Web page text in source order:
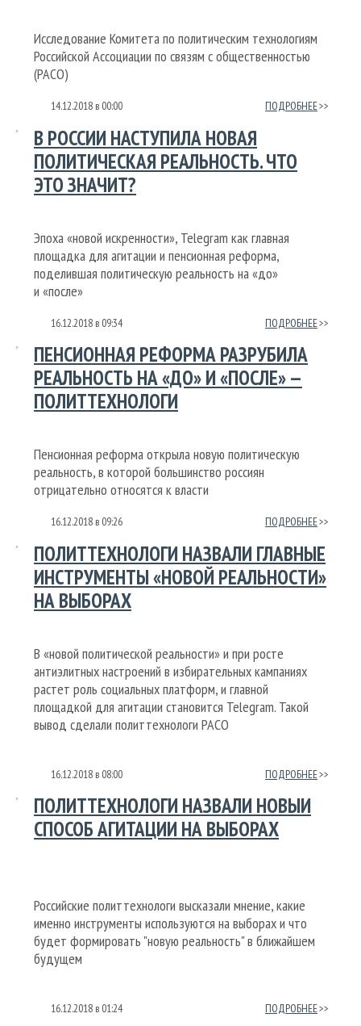
Исследование Комитета по политическим технологиям
Российской Ассоциации по связям с общественностью
(РАСО)
14.12.2018 в 00:00 ПОДРОБНЕЕ
В РОССИИ НАСТУПИЛА НОВАЯ
ПОЛИТИЧЕСКАЯ РЕАЛЬНОСТЬ. ЧТО
ЭТО ЗНАЧИТ?
Эпоха «новой искренности», Telegram как главная
площадка для агитации и пенсионная реформа,
поделившая политическую реальность на «до»
и «после»
16.12.2018 в 09:34 ПОДРОБНЕЕ
ПЕНСИОННАЯ РЕФОРМА РАЗРУБИЛА
РЕАЛЬНОСТЬ НА «ДО» И «ПОСЛЕ» —
ПОЛИТТЕХНОЛОГИ
Пенсионная реформа открыла новую политическую
реальность, в которой большинство россиян
отрицательно относятся к власти
16.12.2018 в 09:26 ПОДРОБНЕЕ
ПОЛИТТЕХНОЛОГИ НАЗВАЛИ ГЛАВНЫЕ
ИНСТРУМЕНТЫ «НОВОЙ РЕАЛЬНОСТИ»
НА ВЫБОРАХ
В «новой политической реальности» и при росте
антиэлитных настроений в избирательных кампаниях
растет роль социальных платформ, и главной
площадкой для агитации становится Telegram. Такой
вывод сделали политтехнологи РАСО
16.12.2018 в 08:00 ПОДРОБНЕЕ
ПОЛИТТЕХНОЛОГИ НАЗВАЛИ НОВЫЙ
СПОСОБ АГИТАЦИИ НА ВЫБОРАХ
Российские политтехнологи высказали мнение, какие
именно инструменты используются на выборах и что
будет формировать "новую реальность" в ближайшем
будущем
16.12.2018 в 01:24 ПОДРОБНЕЕ